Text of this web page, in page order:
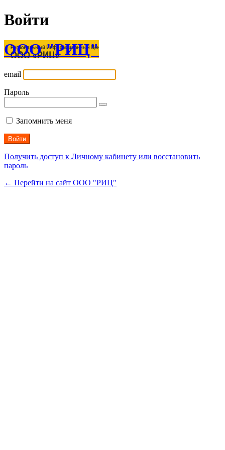
Войти
ООО "РИЦ"
email
Пароль
Запомнить меня
Получить доступ к Личному кабинету или восстановить
пароль
← Перейти на сайт ООО "РИЦ"